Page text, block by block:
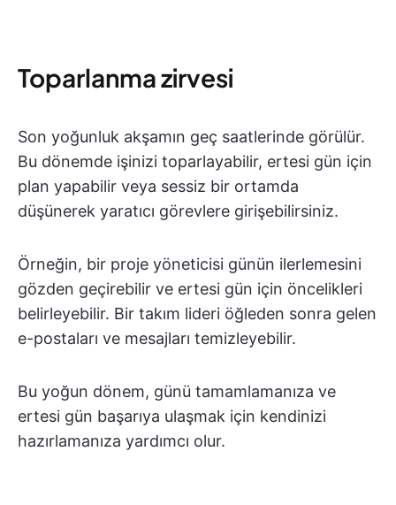
Toparlanma zirvesi
Son yoğunluk akşamın geç saatlerinde görülür.
Bu dönemde işinizi toparlayabilir, ertesi gün için
plan yapabilir veya sessiz bir ortamda
düşünerek yaratıcı görevlere girişebilirsiniz.
Örneğin, bir proje yöneticisi günün ilerlemesini
gözden geçirebilir ve ertesi gün için öncelikleri
belirleyebilir. Bir takım lideri öğleden sonra gelen
e-postaları ve mesajları temizleyebilir.
Bu yoğun dönem, günü tamamlamanıza ve
ertesi gün başarıya ulaşmak için kendinizi
hazırlamanıza yardımcı olur.